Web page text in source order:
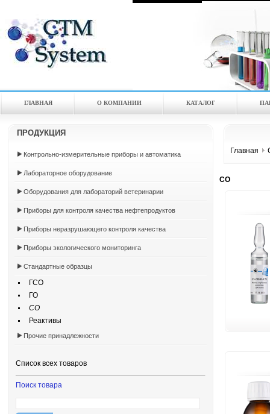
ГЛАВНАЯ О КОМПАНИИ КАТАЛOГ
ПРОДУКЦИЯ
Контрольно-измерительные приборы и автоматика
Лабораторное оборудование
Оборудования для лабораторий ветеринарии
Приборы для контроля качества нефтепродуктов
Приборы неразрушающего контроля качества
Приборы экологического мониторинга
Стандартные образцы
ГСО
ГО
СО
Реактивы
Прочие принадлежности
Список всех товаров
Поиск товара
Главная
СО